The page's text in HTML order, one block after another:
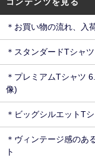
＊お買い物の流れ、入
＊スタンダードTシャ
＊プレミアムTシャツ
像)
＊ビッグシルエットT
＊ヴィンテージ感のあ
ト